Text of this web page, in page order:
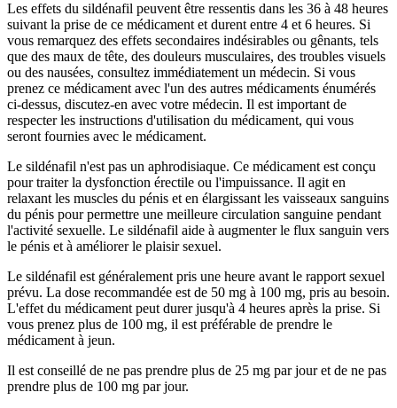
Les effets du sildénafil peuvent être ressentis dans les 36 à 48 heures
suivant la prise de ce médicament et durent entre 4 et 6 heures. Si
vous remarquez des effets secondaires indésirables ou gênants, tels
que des maux de tête, des douleurs musculaires, des troubles visuels
ou des nausées, consultez immédiatement un médecin. Si vous
prenez ce médicament avec l'un des autres médicaments énumérés
ci-dessus, discutez-en avec votre médecin. Il est important de
respecter les instructions d'utilisation du médicament, qui vous
seront fournies avec le médicament.
Le sildénafil n'est pas un aphrodisiaque. Ce médicament est conçu
pour traiter la dysfonction érectile ou l'impuissance. Il agit en
relaxant les muscles du pénis et en élargissant les vaisseaux sanguins
du pénis pour permettre une meilleure circulation sanguine pendant
l'activité sexuelle. Le sildénafil aide à augmenter le flux sanguin vers
le pénis et à améliorer le plaisir sexuel.
Le sildénafil est généralement pris une heure avant le rapport sexuel
prévu. La dose recommandée est de 50 mg à 100 mg, pris au besoin.
L'effet du médicament peut durer jusqu'à 4 heures après la prise. Si
vous prenez plus de 100 mg, il est préférable de prendre le
médicament à jeun.
Il est conseillé de ne pas prendre plus de 25 mg par jour et de ne pas
prendre plus de 100 mg par jour.